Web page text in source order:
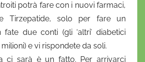
potrà fare con i nuovi farmaci,
Tirzepatide, solo per fare un
fate due conti (gli ‘altri’ diabetici
e vi rispondete da soli.
ci sarà è un fatto. Per arrivarci